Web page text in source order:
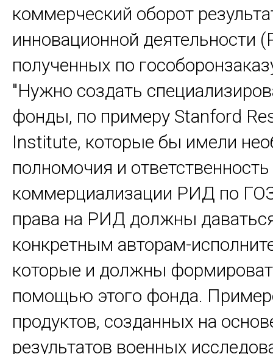
коммерческий оборот
инновационной деятельности
полученных по
"Нужно создать
фонды, по примеру Stanford
Institute, которые бы имели
полномочия и
коммерциализации РИД по
права на РИД должны
конкретным авторам-
которые и должны
помощью этого фонда.
продуктов, созданных на
результатов военных